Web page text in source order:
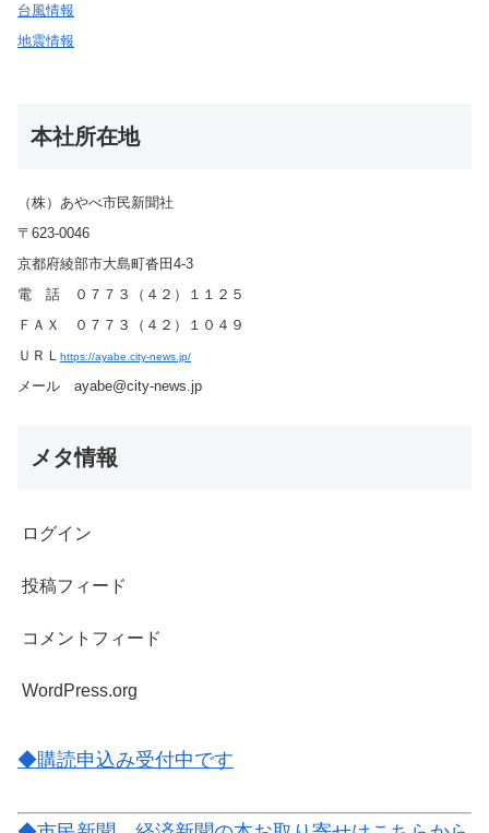
台風情報
地震情報
本社所在地
（株）あやべ市民新聞社
〒623-0046
京都府綾部市大島町沓田4-3
電 話 ０７７３（４２）１１２５
ＦＡＸ ０７７３（４２）１０４９
ＵＲＬ
https://ayabe.city-news.jp/
メール ayabe@city-news.jp
メタ情報
ログイン
投稿フィード
コメントフィード
WordPress.org
◆購読申込み受付中です